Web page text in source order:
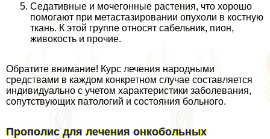
Седативные и мочегонные растения, что хорошо
помогают при метастазировании опухоли в костную
ткань. К этой группе относят сабельник, пион,
живокость и прочие.
Обратите внимание! Курс лечения народными
средствами в каждом конкретном случае составляется
индивидуально с учетом хаpaктеристики заболевания,
сопутствующих патологий и состояния больного.
Прополис для лечения онкобольных